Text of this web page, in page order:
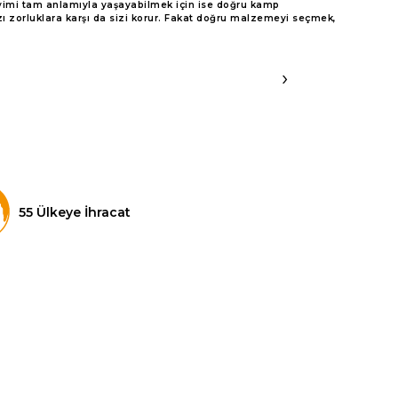
tam anlamıyla yaşayabilmek için ise doğru kamp
zorluklara karşı da sizi korur. Fakat doğru malzemeyi seçmek,
koruyacak bir çadırın yanı sıra fonksiyonel bir çoklu acil
ürünleri en uygun fiyatlarla sunarak doğa ile baş başa eşsiz bir
ve konforu maksimize etmek için bu temel malzemelerin
hayati öneme sahip olabilir.
olarak değişkenlik gösterebilir. Materyalin türünden işçiliğe,
her bütçeye uygun kamp malzemesi seçeneklerini sizlere
tercih etmeniz gerektiği anlamına gelmez. Özellikle yeni
›
55 Ülkeye İhracat